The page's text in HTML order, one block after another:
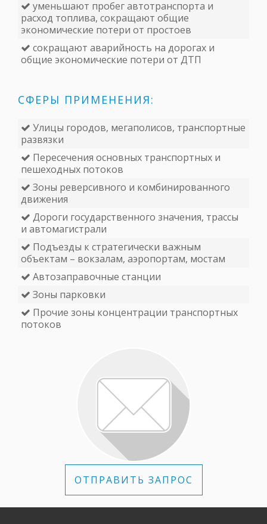
уменьшают пробег автотранспорта и
расход топлива, сокращают общие
экономические потери от простоев
сокращают аварийность на дорогах и
общие экономические потери от ДТП
СФЕРЫ ПРИМЕНЕНИЯ:
Улицы городов, мегаполисов, транспортные
развязки
Пересечения основных транспортных и
пешеходных потоков
Зоны реверсивного и комбинированного
движения
Дороги государственного значения, трассы
и автомагистрали
Подъезды к стратегически важным
объектам – вокзалам, аэропортам, мостам
Автозаправочные станции
Зоны парковки
Прочие зоны концентрации транспортных
потоков
ОТПРАВИТЬ ЗАПРОС